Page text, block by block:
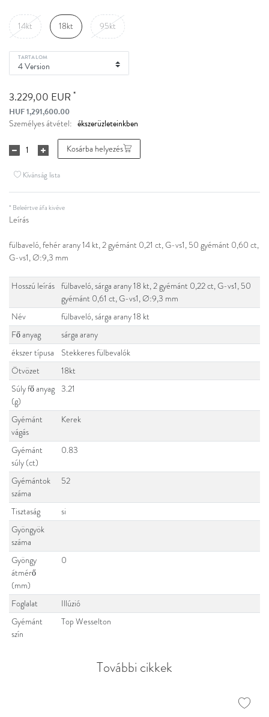
14kt 18kt 95kt
TARTALOM
3.229,00 EUR *
HUF 1,291,600.00
Személyes átvétel:
Kosárba helyezés
Kívánság lista
* Beleértve áfa kivéve
Leírás
fülbaveló, fehér arany 14 kt, 2 gyémánt 0,21 ct, G-vs1, 50 gyémánt 0,60 ct,
G-vs1, Ø:9,3 mm
Hosszú leírás fülbaveló, sárga arany 18 kt, 2 gyémánt 0,22 ct, G-vs1, 50
gyémánt 0,61 ct, G-vs1, Ø:9,3 mm
Név
fülbaveló, sárga arany 18 kt
Fő anyag
sárga arany
ékszer típusa
Stekkeres fülbevalók
Ötvözet
18kt
Súly fő anyag
(g)
3.21
Gyémánt
vágás
Kerek
Gyémánt
súly (ct)
0.83
Gyémántok
száma
52
Tisztaság
si
Gyöngyök
száma
Gyöngy
átmérő
(mm)
0
Foglalat
Illúzió
Gyémánt
szín
Top Wesselton
További cikkek